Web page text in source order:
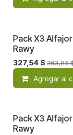
¡Nuevo!
Pack X3
Rawy
327,54 $ 363,93
Agregar al
¡Nuevo!
Pack X3
Rawy